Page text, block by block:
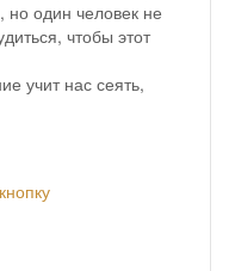
но один человек не
чтобы этот
учит нас сеять,